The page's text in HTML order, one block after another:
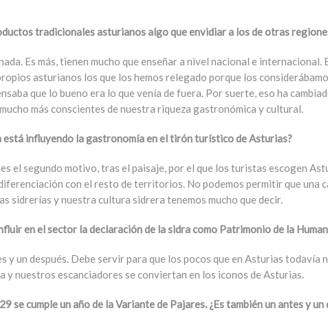
tradicionales asturianos algo que envidiar a los de otras
Es más, tienen mucho que enseñar a nivel nacional e
asturianos los que los hemos relegado porque los
que lo bueno era lo que venía de fuera. Por suerte, eso ha
más conscientes de nuestra riqueza gastronómica y cultural.
está influyendo la gastronomía en el tirón turístico de Asturias?
el segundo motivo, tras el paisaje, por el que los turistas escogen
con el resto de territorios. No podemos permitir que una
sidrerías y nuestra cultura sidrera tenemos mucho que decir.
en el sector la declaración de la sidra como Patrimonio de la
y un después. Debe servir para que los pocos que en Asturias
y nuestros escanciadores se conviertan en los iconos de Asturias.
se cumple un año de la Variante de Pajares. ¿Es también un antes y